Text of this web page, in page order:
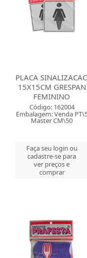
PLACA
15X15CM GRESPAN
FEMININO
Código: 162004
Embalagem: Venda
Master CM\50
Faça seu login ou
cadastre-se para
ver preços e
comprar